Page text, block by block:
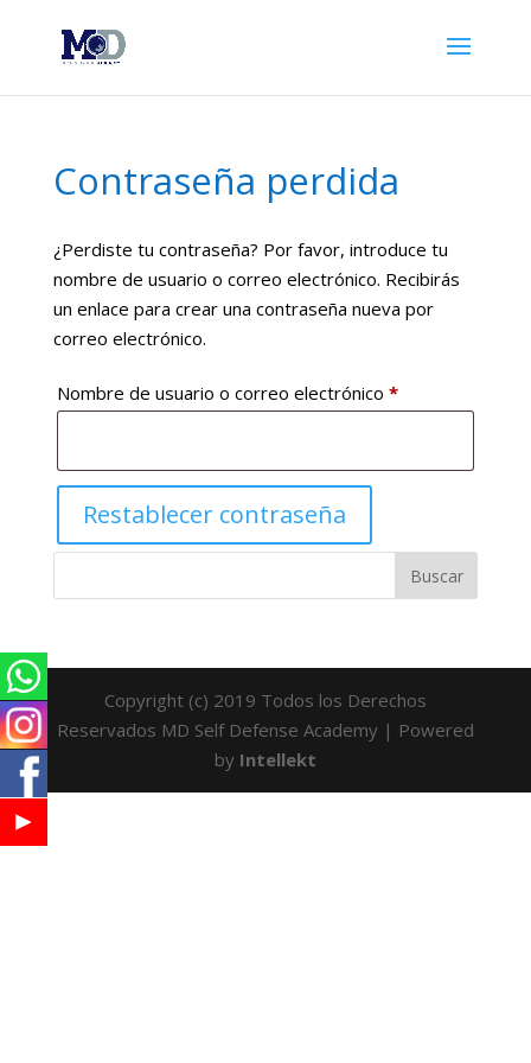
Contraseña perdida
¿Perdiste tu contraseña? Por favor, introduce tu
nombre de usuario o correo electrónico. Recibirás
un enlace para crear una contraseña nueva por
correo electrónico.
Nombre de usuario o correo electrónico *Obligatorio
Restablecer contraseña
Copyright (c) 2019 Todos los Derechos
Reservados MD Self Defense Academy | Powered
by Intellekt